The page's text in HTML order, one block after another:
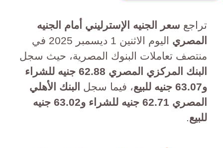
تراجع سعر الجنيه الإسترليني أمام الجنيه
المصري
اليوم الاثنين 1 ديسمبر 2025 في
منتصف تعاملات البنوك المصرية، حيث سجل
البنك المركزي المصري 62.88 جنيه للشراء
و63.07 جنيه للبيع
، فيما سجل البنك الأهلي
المصري 62.71 جنيه للشراء و63.02 جنيه
للبيع.